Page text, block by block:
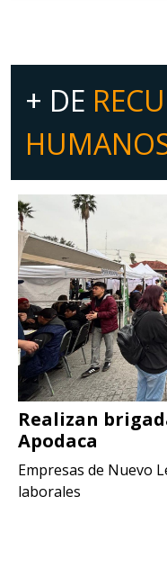
+ DE
Realizan
Apodaca
Empresas de Nuevo
laborales